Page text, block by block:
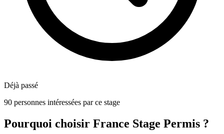
Déjà passé
90 personnes intéressées par ce stage
Pourquoi choisir France Stage Permis ?